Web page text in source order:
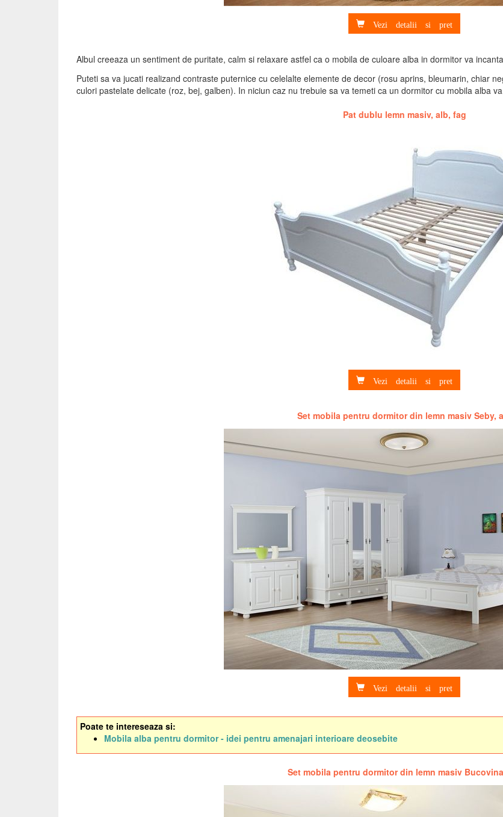
Vezi detalii si pret
Albul creeaza un sentiment de puritate, calm si relaxare astfel ca o mobila de culoare alba in dormitor va
Puteti sa va jucati realizand contraste puternice cu celelalte elemente de decor (rosu aprins, bleumarin, chiar
culori pastelate delicate (roz, bej, galben). In niciun caz nu trebuie sa va temeti ca un dormitor cu mobila alba
Pat dublu lemn masiv, alb, fag
Vezi detalii si pret
Set mobila pentru dormitor din lemn masiv Seby,
Vezi detalii si pret
Poate te intereseaza si:
Mobila alba pentru dormitor - idei pentru amenajari interioare deosebite
Set mobila pentru dormitor din lemn masiv
pentru a afla zilnic noutati interesante. Va